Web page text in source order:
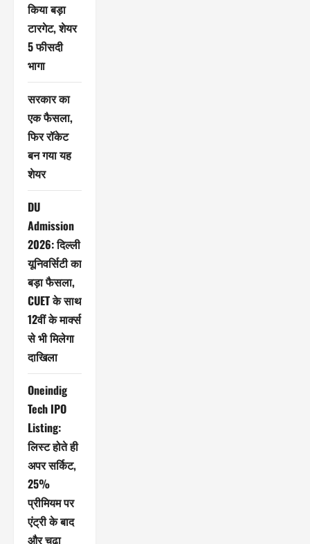
किया बड़ा
टारगेट, शेयर
5 फीसदी
भागा
सरकार का
एक फैसला,
फिर रॉकेट
बन गया यह
शेयर
DU
Admission
2026: दिल्ली
यूनिवर्सिटी का
बड़ा फैसला,
CUET के साथ
12वीं के मार्क्स
से भी मिलेगा
दाखिला
Oneindig
Tech IPO
Listing:
लिस्ट होते ही
अपर सर्किट,
25%
प्रीमियम पर
एंट्री के बाद
और चढ़ा